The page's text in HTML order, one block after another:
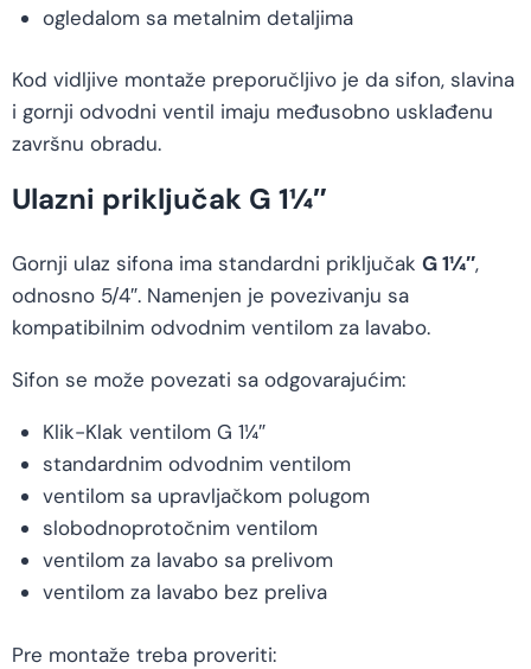
ogledalom sa metalnim detaljima
Kod vidljive montaže preporučljivo je da sifon, slavina
i gornji odvodni ventil imaju međusobno usklađenu
završnu obradu.
Ulazni priključak G 1¼″
Gornji ulaz sifona ima standardni priključak G 1¼″,
odnosno 5/4″. Namenjen je povezivanju sa
kompatibilnim odvodnim ventilom za lavabo.
Sifon se može povezati sa odgovarajućim:
Klik-Klak ventilom G 1¼″
standardnim odvodnim ventilom
ventilom sa upravljačkom polugom
slobodnoprotočnim ventilom
ventilom za lavabo sa prelivom
ventilom za lavabo bez preliva
Pre montaže treba proveriti: